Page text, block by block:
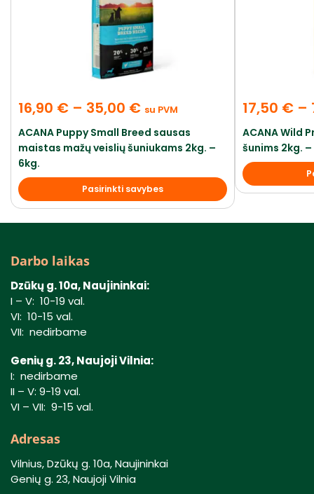
16,90 € – 35,00 € su PVM
ACANA Puppy Small Breed sausas
maistas mažų veislių šuniukams 2kg. –
6kg.
Pasirinkti savybes
17,50 € –
ACANA Wild
šunims 2kg. –
Darbo laikas
Dzūkų g. 10a, Naujininkai:
I – V: 10-19 val.
VI: 10-15 val.
VII: nedirbame
Genių g. 23, Naujoji Vilnia:
I: nedirbame
II – V: 9-19 val.
VI – VII: 9-15 val.
Adresas
Vilnius, Dzūkų g. 10a, Naujininkai
Genių g. 23, Naujoji Vilnia